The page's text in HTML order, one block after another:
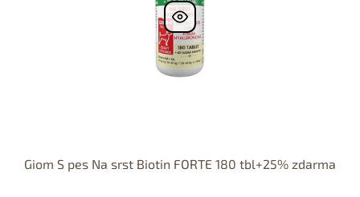
Giom S pes Na srst Biotin FORTE 180 tbl+25% zdarma